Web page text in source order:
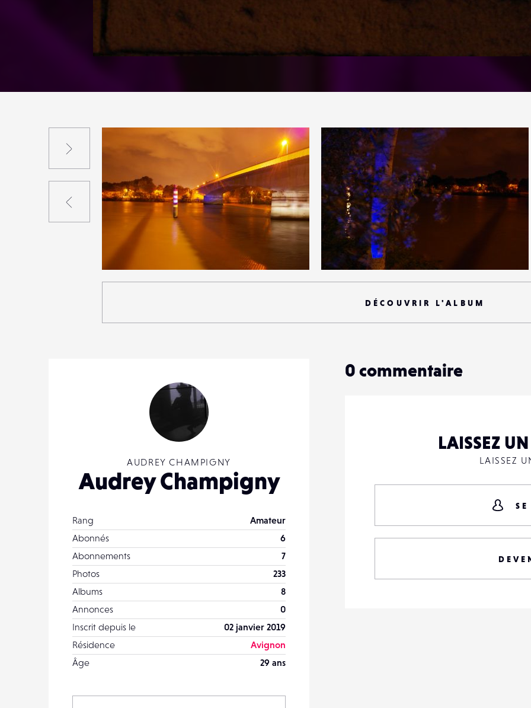
20 21
Précédent
DÉCOUVRIR L'ALBUM
AUDREY CHAMPIGNY
Audrey Champigny
Rang
Amateur
Abonnés
6
Abonnements
7
Photos
233
Albums
8
Annonces
0
Inscrit depuis le
02 janvier 2019
Résidence
Avignon
Âge
29 ans
0 commentaire
LAISSEZ
LAISSEZ